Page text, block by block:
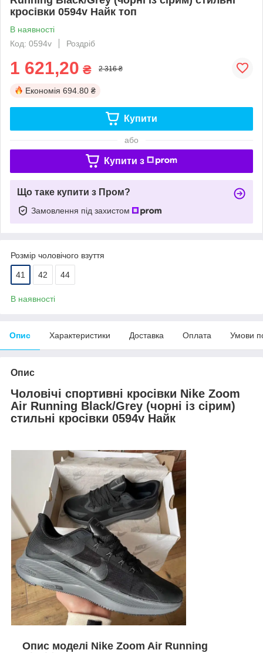
кросівки 0594v Найк топ
В наявності
Код: 0594v
Роздріб
1 621,20 ₴ 2 316 ₴
Економія 694.80 ₴
Купити
або
Купити з
Що таке купити з Пром?
Замовлення під захистом
Розмір чоловічого взуття
41 42 44
В наявності
Опис Характеристики Доставка Оплата Умови
Опис
Чоловічі спортивні кросівки Nike Zoom
Air Running Black/Grey (чорні із сірим)
стильні кросівки 0594v Найк
Опис моделі Nike Zoom Air Running